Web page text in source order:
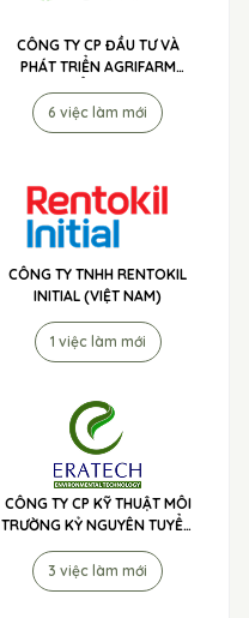
CÔNG TY CP ĐẦU TƯ VÀ
PHÁT TRIỂN AGRIFARM
TUYỂN DỤNG
6 việc làm mới
CÔNG TY TNHH RENTOKIL
INITIAL (VIỆT NAM)
1 việc làm mới
CÔNG TY CP KỸ THUẬT MÔI
TRƯỜNG KỶ NGUYÊN TUYỂN
DỤNG
3 việc làm mới